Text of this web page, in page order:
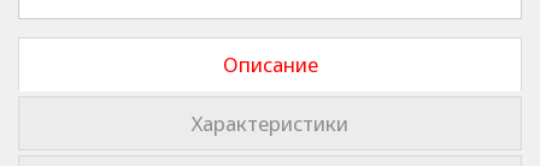
Описание
Характеристики